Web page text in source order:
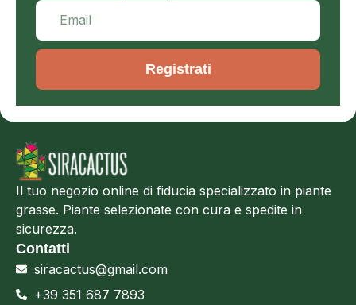
Registrati
Il tuo negozio online di fiducia specializzato in piante
grasse. Piante selezionate con cura e spedite in
sicurezza.
Contatti
siracactus@gmail.com
+39 351 687 7893